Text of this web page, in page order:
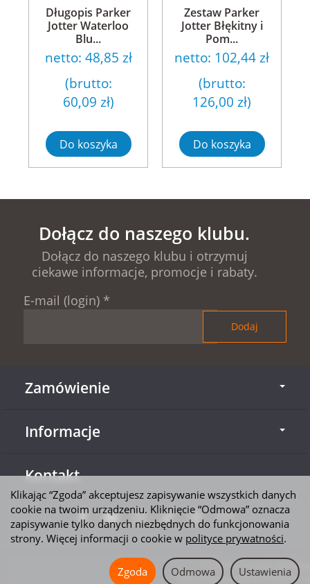
Długopis Parker
Jotter Waterloo
Blu...
netto: 48,85 zł
(brutto:
60,09 zł)
Do koszyka
Zestaw Parker
Jotter Błękitny i
Pom...
netto: 102,44 zł
(brutto:
126,00 zł)
Do koszyka
Dołącz do naszego klubu.
Dołącz do naszego klubu i otrzymuj
ciekawe informacje, promocje i rabaty.
E-mail (login) *
Zamówienie
Informacje
Kontakt
*) brutto + koszty dostawy
Sklep internetowy SOTESHOP AI
Klikając “Zgoda” akceptujesz zapisywanie wszystkich danych
cookie na twoim urządzeniu. Kliknięcie “Odmowa” oznacza
zapisywanie tylko danych niezbędnych do funkcjonowania
strony. Więcej informacji o cookie w polityce prywatności.
Ustawienia
Odmowa
Zgoda